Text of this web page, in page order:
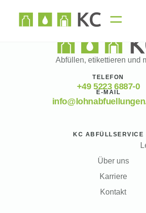
Abfüllen, etikettieren und
TELEFON
+49 5223 6887-0
E-MAIL
KC ABFÜLLSERVICE
Über uns
Karriere
Kontakt